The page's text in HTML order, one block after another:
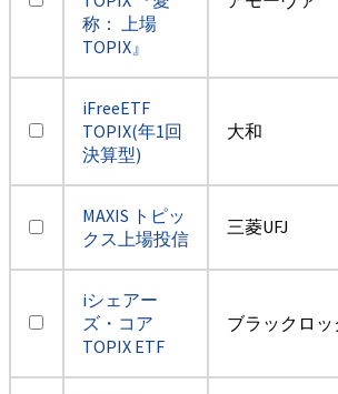
称： 上場
TOPIX』
iFreeETF
TOPIX(年1回
決算型)
大和
MAXIS トピッ
クス上場投信
三菱UFJ
iシェアー
ズ・コア
TOPIX ETF
ブラックロッ